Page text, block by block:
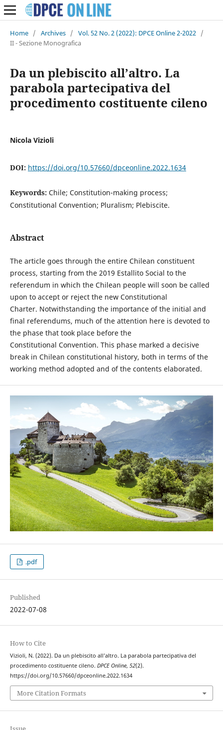
Home / Archives / Vol. 52 No. 2 (2022): DPCE Online 2-2022 /
II - Sezione Monografica
Da un plebiscito all’altro. La
parabola partecipativa del
procedimento costituente cileno
Nicola Vizioli
DOI: https://doi.org/10.57660/dpceonline.2022.1634
Keywords: Chile; Constitution-making process;
Constitutional Convention; Pluralism; Plebiscite.
Abstract
The article goes through the entire Chilean constituent
process, starting from the 2019 Estallito Social to the
referendum in which the Chilean people will soon be called
upon to accept or reject the new Constitutional
Charter. Notwithstanding the importance of the initial and
final referendums, much of the attention here is devoted to
the phase that took place before the
Constitutional Convention. This phase marked a decisive
break in Chilean constitutional history, both in terms of the
working method adopted and of the contents elaborated.
.pdf
Published
2022-07-08
How to Cite
Vizioli, N. (2022). Da un plebiscito all’altro. La parabola partecipativa del
procedimento costituente cileno. DPCE Online, 52(2).
https://doi.org/10.57660/dpceonline.2022.1634
More Citation Formats